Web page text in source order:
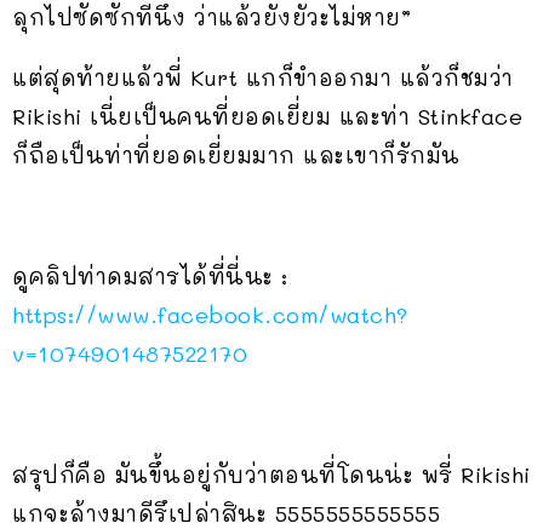
ลุกไปซัดซักทีนึง ว่าแล้วยังยัวะไม่หาย”
แต่สุดท้ายแล้วพี่ Kurt แกก็ขำออกมา แล้วก็ชมว่า
Rikishi เนี่ยเป็นคนที่ยอดเยี่ยม และท่า Stinkface
ก็ถือเป็นท่าที่ยอดเยี่ยมมาก และเขาก็รักมัน
ดูคลิปท่าดมสารได้ที่นี่นะ :
https://www.facebook.com/watch?
v=1074901487522170
สรุปก็คือ มันขึ้นอยู่กับว่าตอนที่โดนน่ะ พรี่ Rikishi
แกจะล้างมาดีรึเปล่าสินะ 5555555555555